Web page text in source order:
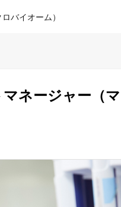
バイオーム）
ネージャー（